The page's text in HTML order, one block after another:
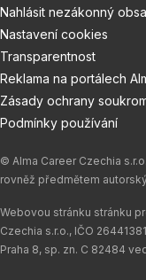
Nahlásit nezákonný
Nastavení cookies
Transparentnost
Reklama na portálech
Zásady ochrany
Podmínky používání
© Alma Career Czechia
rovněž předmětem
Webovou stránku stránku
Czechia s.r.o., IČO
Praha 8, sp. zn. C 82484